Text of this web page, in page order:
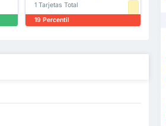
1 Tarjetas Total
19 Percentil